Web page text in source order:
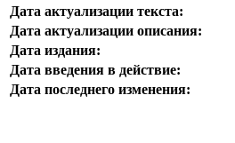
Дата актуализации текста:
Дата актуализации описания:
Дата издания:
Дата введения в действие:
Дата последнего изменения: